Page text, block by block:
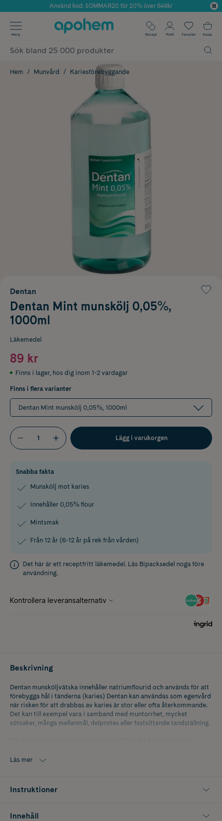
Årets Butik 2025 inom Skönhet
Använd kod: SOMMAR20 för 20% över 649kr
✓ Fri frakt
✓ Poäng på alla köp*
Meny Recept Profil Favoriter Kassa
Hem Munvård Kariesförebyggande
Dentan
Dentan Mint munskölj 0,05%,
1000ml
Läkemedel
89 kr
Finns i lager, hos dig inom 1-2 vardagar
Finns i flera varianter
Dentan Mint munskölj 0,05%, 1000ml
Lägg i varukorgen
Snabba fakta
Munskölj mot karies
Innehåller 0,05% flour
Mintsmak
Från 12 år (6-12 år på rek från vården)
Det här är ett receptfritt läkemedel. Läs Bipacksedel noga före
användning.
Beskrivning
Dentan munsköljvätska innehåller natriumflourid och används för att
förebygga hål i tänderna (karies) Dentan kan användas som egenvård
när risken för att drabbas av karies är stor eller ofta återkommande.
Det kan till exempel vara i samband med muntorrhet, mycket
sötsaker, många mellanmål, delprotes eller fastsittande tandställning.
karies minskar.
efter rekommendation från tandvårdspersonal.
Läs mer
Instruktioner
Innehåll